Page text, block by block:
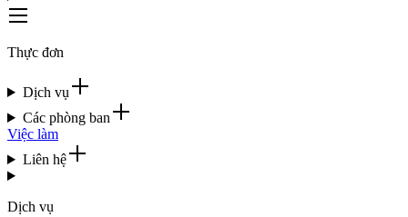
Thực đơn
Dịch vụ
Các phòng ban
Việc làm
Liên hệ
Dịch vụ